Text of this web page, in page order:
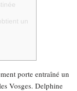
un
porte entraîné un
Vosges. Delphine